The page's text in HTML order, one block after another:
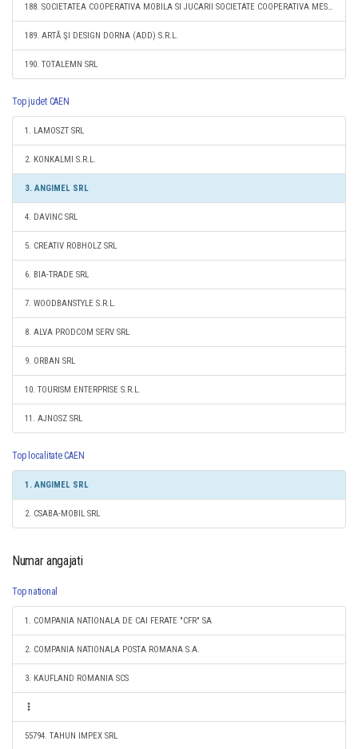
188. SOCIETATEA COOPERATIVA MOBILA SI JUCARII SOCIETATE COOPERATIVA MESTESUGAREASCA
189. ARTĂ ŞI DESIGN DORNA (ADD) S.R.L.
190. TOTALEMN SRL
Top judet CAEN
1. LAMOSZT SRL
2. KONKALMI S.R.L.
3. ANGIMEL SRL
4. DAVINC SRL
5. CREATIV ROBHOLZ SRL
6. BIA-TRADE SRL
7. WOODBANSTYLE S.R.L.
8. ALVA PRODCOM SERV SRL
9. ORBAN SRL
10. TOURISM ENTERPRISE S.R.L.
11. AJNOSZ SRL
Top localitate CAEN
1. ANGIMEL SRL
2. CSABA-MOBIL SRL
Numar angajati
Top national
1. COMPANIA NATIONALA DE CAI FERATE "CFR" SA
2. COMPANIA NATIONALA POSTA ROMANA S.A.
3. KAUFLAND ROMANIA SCS
55794. TAHUN IMPEX SRL